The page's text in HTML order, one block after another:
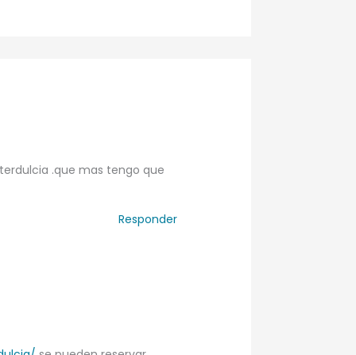
.que mas tengo que
Responder